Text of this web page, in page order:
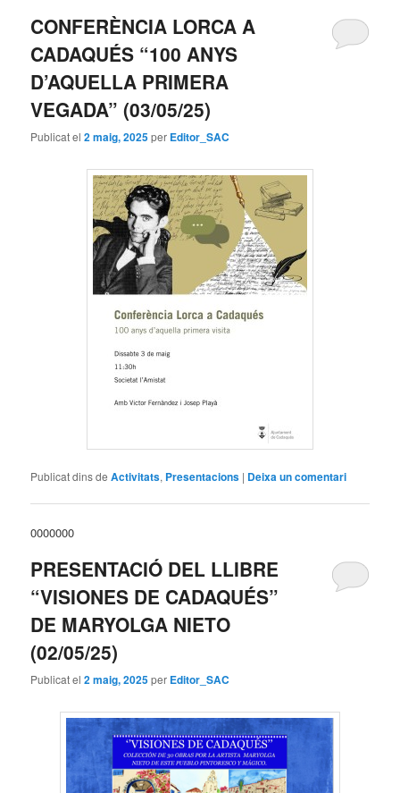
CONFERÈNCIA LORCA A
CADAQUÉS “100 ANYS
D’AQUELLA PRIMERA
VEGADA” (03/05/25)
Publicat el2 maig, 2025per Editor_SAC
Publicat dins de Activitats, Presentacions | Deixa un comentari
0000000
PRESENTACIÓ DEL LLIBRE
“VISIONES DE CADAQUÉS”
DE MARYOLGA NIETO
(02/05/25)
Publicat el2 maig, 2025per Editor_SAC